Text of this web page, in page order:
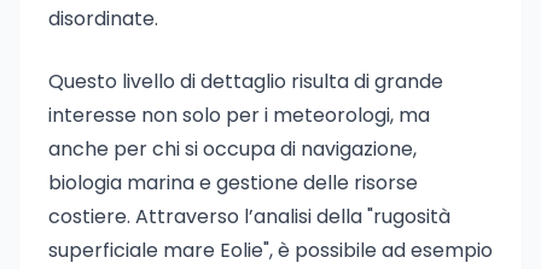
disordinate.
Questo livello di dettaglio risulta di grande
interesse non solo per i meteorologi, ma
anche per chi si occupa di navigazione,
biologia marina e gestione delle risorse
costiere. Attraverso l’analisi della "rugosità
superficiale mare Eolie", è possibile ad esempio